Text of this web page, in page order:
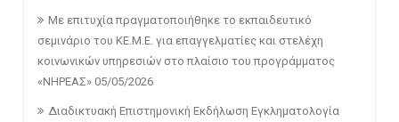
Με επιτυχία πραγματοποιήθηκε το εκπαιδευτικό
σεμινάριο του ΚΕ.Μ.Ε. για επαγγελματίες και στελέχη
κοινωνικών υπηρεσιών στο πλαίσιο του προγράμματος
«ΝΗΡΕΑΣ» 05/05/2026
Διαδικτυακή Επιστημονική Εκδήλωση Εγκληματολογία